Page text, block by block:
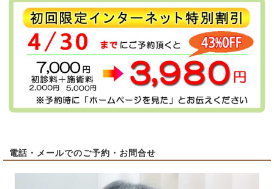
電話・メールでのご予約・お問合せ